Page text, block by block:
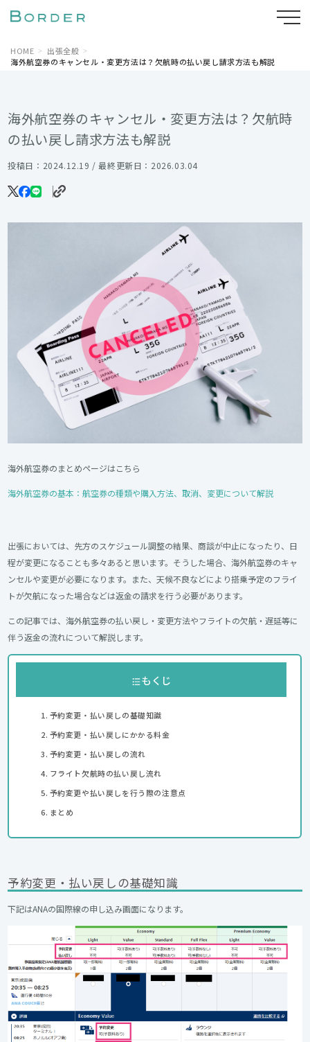
HOME
出張全般
海外航空券のキャンセル・変更方法は？欠航時の払い戻し請求方法も解説
海外航空券のキャンセル・変更方法は？欠航時
の払い戻し請求方法も解説
投稿日：2024.12.19 / 最終更新日：2026.03.04
海外航空券のまとめページはこちら
海外航空券の基本：航空券の種類や購入方法、取消、変更について解説
出張においては、先方のスケジュール調整の結果、商談が中止になったり、日
程が変更になることも多々あると思います。そうした場合、海外航空券のキャ
ンセルや変更が必要になります。また、天候不良などにより搭乗予定のフライ
トが欠航になった場合などは返金の請求を行う必要があります。
この記事では、海外航空券の払い戻し・変更方法やフライトの欠航・遅延等に
伴う返金の流れについて解説します。
もくじ
予約変更・払い戻しの基礎知識
予約変更・払い戻しにかかる料金
予約変更・払い戻しの流れ
フライト欠航時の払い戻し流れ
予約変更や払い戻しを行う際の注意点
まとめ
予約変更・払い戻しの基礎知識
下記はANAの国際線の申し込み画面になります。